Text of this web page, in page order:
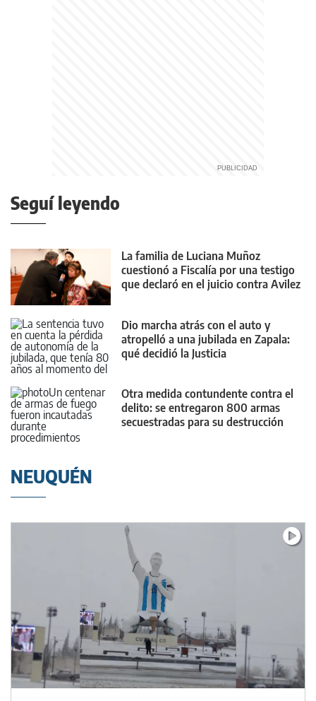
Seguí leyendo
La familia de Luciana Muñoz
cuestionó a Fiscalía por una testigo
que declaró en el juicio contra Avilez
Dio marcha atrás con el auto y
atropelló a una jubilada en Zapala:
qué decidió la Justicia
Otra medida contundente contra el
delito: se entregaron 800 armas
secuestradas para su destrucción
NEUQUÉN